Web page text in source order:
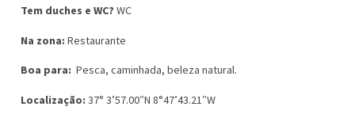
Tem duches e WC? WC
Na zona: Restaurante
Boa para: Pesca, caminhada, beleza natural.
Localização: 37° 3’57.00″N 8°47’43.21″W